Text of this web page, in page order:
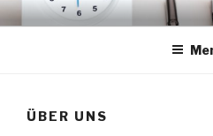
Skip
to
WORK24
personalirent
ÜBER UNS